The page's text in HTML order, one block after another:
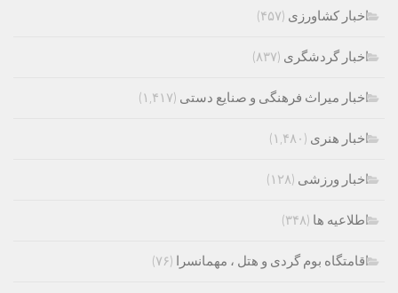
اخبار کشاورزی (۴۵۷)
اخبار گردشگری (۸۳۷)
اخبار میراث فرهنگی و صنایع دستی (۱,۴۱۷)
اخبار هنری (۱,۴۸۰)
اخبار ورزشی (۱۲۸)
اطلاعیه ها (۳۴۸)
اقامتگاه بوم گردی و هتل ، مهمانسرا (۷۶)